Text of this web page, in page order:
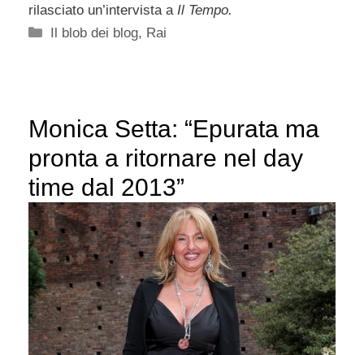
rilasciato un’intervista a Il Tempo.
Categorie
Il blob dei blog, Rai
Monica Setta: “Epurata ma
pronta a ritornare nel day
time dal 2013”